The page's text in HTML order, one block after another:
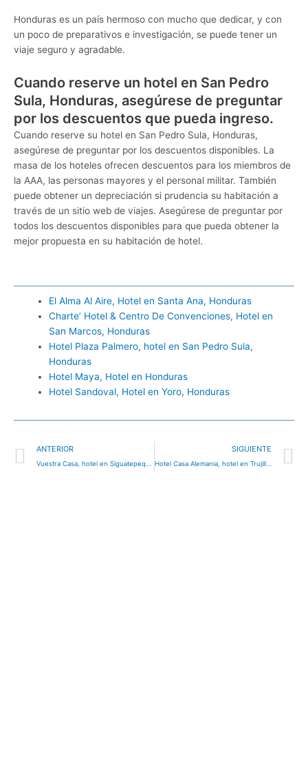
Honduras es un país hermoso con mucho que dedicar, y con
un poco de preparativos e investigación, se puede tener un
viaje seguro y agradable.
Cuando reserve un hotel en San Pedro
Sula, Honduras, asegúrese de preguntar
por los descuentos que pueda ingreso.
Cuando reserve su hotel en San Pedro Sula, Honduras,
asegúrese de preguntar por los descuentos disponibles. La
masa de los hoteles ofrecen descuentos para los miembros de
la AAA, las personas mayores y el personal militar. También
puede obtener un depreciación si prudencia su habitación a
través de un sitio web de viajes. Asegúrese de preguntar por
todos los descuentos disponibles para que pueda obtener la
mejor propuesta en su habitación de hotel.
El Alma Al Aire, Hotel en Santa Ana, Honduras
Charte’ Hotel & Centro De Convenciones, Hotel en
San Marcos, Honduras
Hotel Plaza Palmero, hotel en San Pedro Sula,
Honduras
Hotel Maya, Hotel en Honduras
Hotel Sandoval, Hotel en Yoro, Honduras
Ant
ANTERIOR
Vuestra Casa, hotel en Siguatepeque, Honduras
SIGUIENTE
Hotel Casa Alemania, hotel en Trujillo, Honduras